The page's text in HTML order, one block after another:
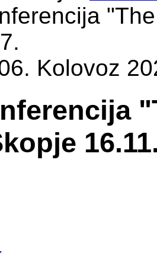
Kolovoz